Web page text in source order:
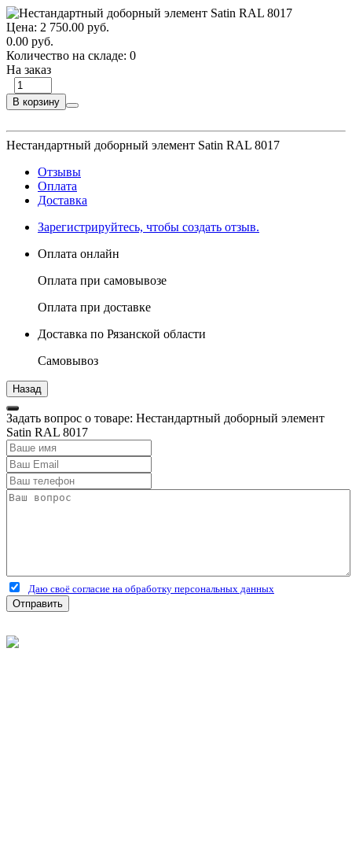
Цена: 2 750.00 руб.
0.00 руб.
Количество на складе: 0
На заказ
В корзину
Нестандартный доборный элемент Satin RAL 8017
Отзывы
Оплата
Доставка
Зарегистрируйтесь, чтобы создать отзыв.
Оплата онлайн
Оплата при самовывозе
Оплата при доставке
Доставка по Рязанской области
Самовывоз
Задать вопрос о товаре: Нестандартный доборный элемент
Satin RAL 8017
Даю своё согласие на обработку персональных данных
Отправить